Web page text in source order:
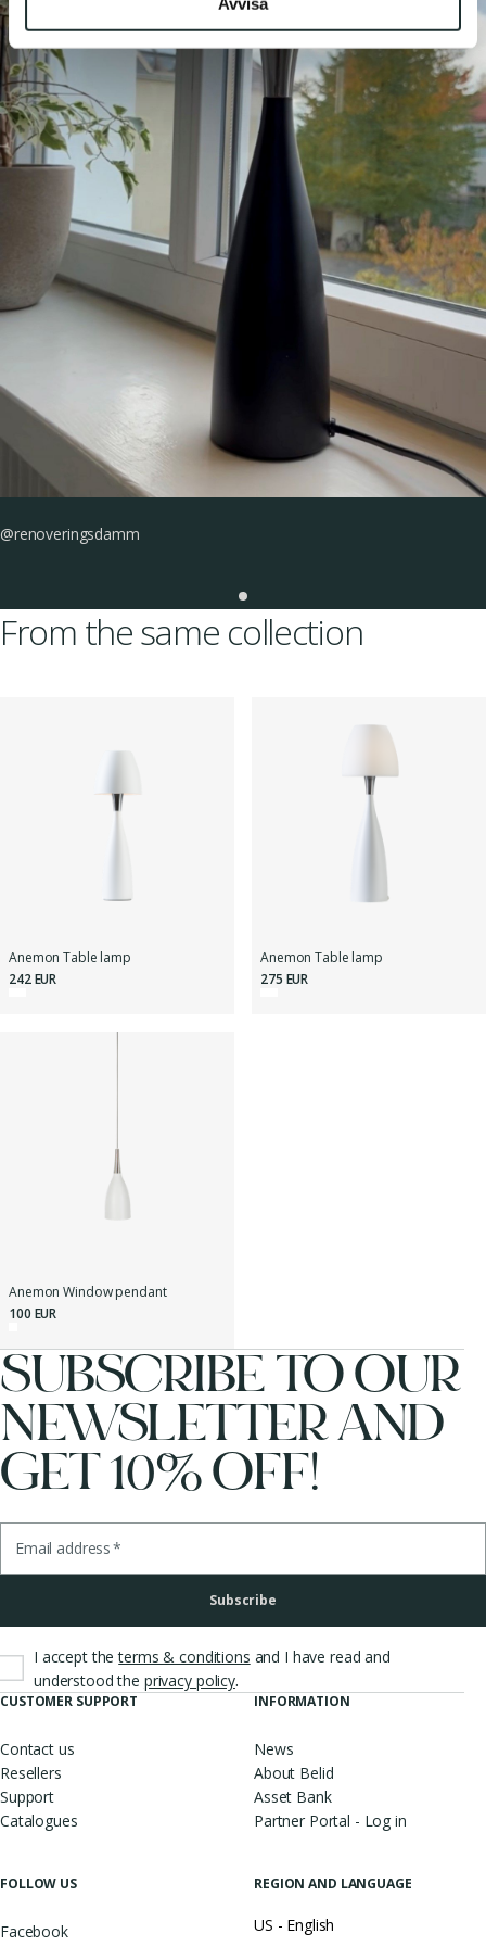
@renoveringsdamm
From the same collection
Anemon Table lamp
242 EUR
Anemon Table lamp
275 EUR
Anemon Window pendant
100 EUR
SUBSCRIBE TO OUR
NEWSLETTER AND
GET 10% OFF!
Email address*
Subscribe
I accept the terms & conditions and I have read and
understood the privacy policy.
CUSTOMER SUPPORT
Contact us
Resellers
Support
Catalogues
INFORMATION
News
About Belid
Asset Bank
Partner Portal - Log in
FOLLOW US
Facebook
REGION AND LANGUAGE
US - English